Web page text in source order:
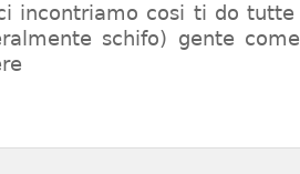
incontriamo cosi ti do tutte
schifo) gente